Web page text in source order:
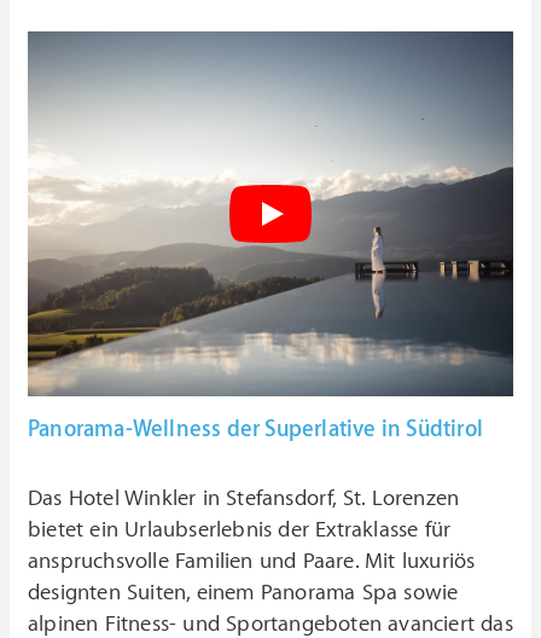
Panorama-Wellness der Superlative in Südtirol
Das Hotel Winkler in Stefansdorf, St. Lorenzen
bietet ein Urlaubserlebnis der Extraklasse für
anspruchsvolle Familien und Paare. Mit luxuriös
designten Suiten, einem Panorama Spa sowie
alpinen Fitness- und Sportangeboten avanciert das